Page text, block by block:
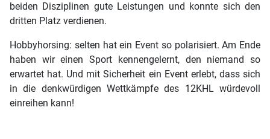
beiden Disziplinen gute Leistungen und konnte sich den
dritten Platz verdienen.
Hobbyhorsing: selten hat ein Event so polarisiert. Am Ende
haben wir einen Sport kennengelernt, den niemand so
erwartet hat. Und mit Sicherheit ein Event erlebt, dass sich
in die denkwürdigen Wettkämpfe des 12KHL würdevoll
einreihen kann!